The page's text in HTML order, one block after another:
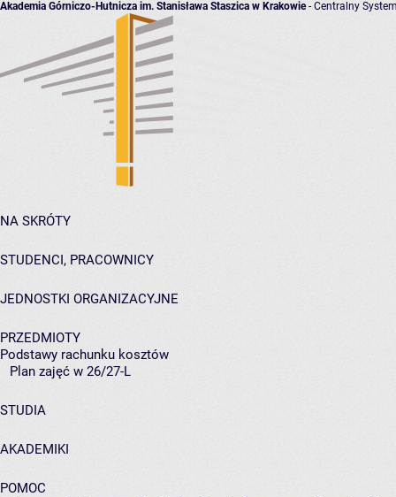
Akademia Górniczo-Hutnicza im. Stanisława Staszica w Krakowie- Centralny
NA SKRÓTY
STUDENCI, PRACOWNICY
JEDNOSTKI ORGANIZACYJNE
PRZEDMIOTY
Podstawy rachunku kosztów
Plan zajęć w 26/27-L
STUDIA
AKADEMIKI
POMOC